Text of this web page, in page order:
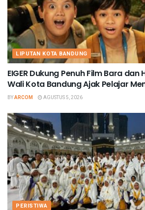
LIPUTAN KOTA BANDUNG
EIGER Dukung Penuh Film Bara dan
Wali Kota Bandung Ajak Pelajar
BYARCOM AGUSTUS 5, 2026
PERISTIWA